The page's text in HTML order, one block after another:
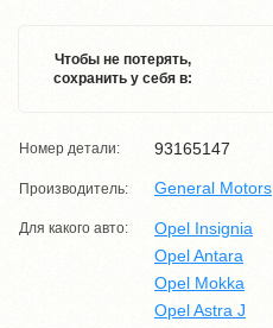
Чтобы не потерять,
сохранить у себя в:
Номер детали: 93165147
Производитель: General Motors
Для какого авто:
Opel Insignia
Opel Antara
Opel Mokka
Opel Astra J